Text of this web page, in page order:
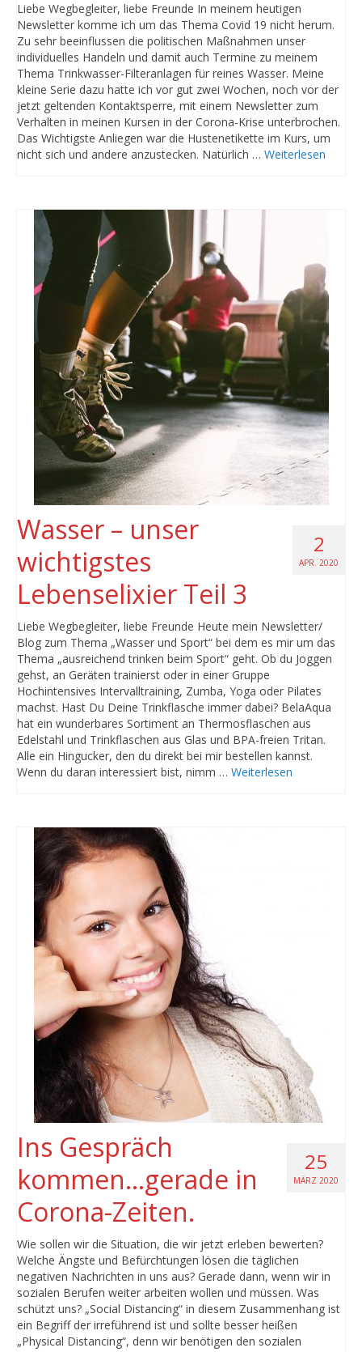
Liebe Wegbegleiter, liebe Freunde In meinem heutigen
Newsletter komme ich um das Thema Covid 19 nicht herum.
Zu sehr beeinflussen die politischen Maßnahmen unser
individuelles Handeln und damit auch Termine zu meinem
Thema Trinkwasser-Filteranlagen für reines Wasser. Meine
kleine Serie dazu hatte ich vor gut zwei Wochen, noch vor der
jetzt geltenden Kontaktsperre, mit einem Newsletter zum
Verhalten in meinen Kursen in der Corona-Krise unterbrochen.
Das Wichtigste Anliegen war die Hustenetikette im Kurs, um
nicht sich und andere anzustecken. Natürlich … Weiterlesen
2
APR. 2020
Wasser – unser
wichtigstes
Lebenselixier Teil 3
Liebe Wegbegleiter, liebe Freunde Heute mein Newsletter/
Blog zum Thema „Wasser und Sport“ bei dem es mir um das
Thema „ausreichend trinken beim Sport“ geht. Ob du Joggen
gehst, an Geräten trainierst oder in einer Gruppe
Hochintensives Intervalltraining, Zumba, Yoga oder Pilates
machst. Hast Du Deine Trinkflasche immer dabei? BelaAqua
hat ein wunderbares Sortiment an Thermosflaschen aus
Edelstahl und Trinkflaschen aus Glas und BPA-freien Tritan.
Alle ein Hingucker, den du direkt bei mir bestellen kannst.
Wenn du daran interessiert bist, nimm … Weiterlesen
25
MÄRZ 2020
Ins Gespräch
kommen…gerade in
Corona-Zeiten.
Wie sollen wir die Situation, die wir jetzt erleben bewerten?
Welche Ängste und Befürchtungen lösen die täglichen
negativen Nachrichten in uns aus? Gerade dann, wenn wir in
sozialen Berufen weiter arbeiten wollen und müssen. Was
schützt uns? „Social Distancing“ in diesem Zusammenhang ist
ein Begriff der irreführend ist und sollte besser heißen
„Physical Distancing“, denn wir benötigen den sozialen